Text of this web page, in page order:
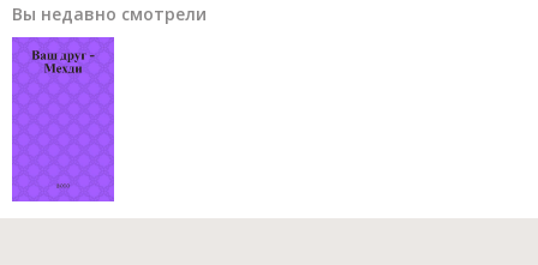
Вы недавно смотрели